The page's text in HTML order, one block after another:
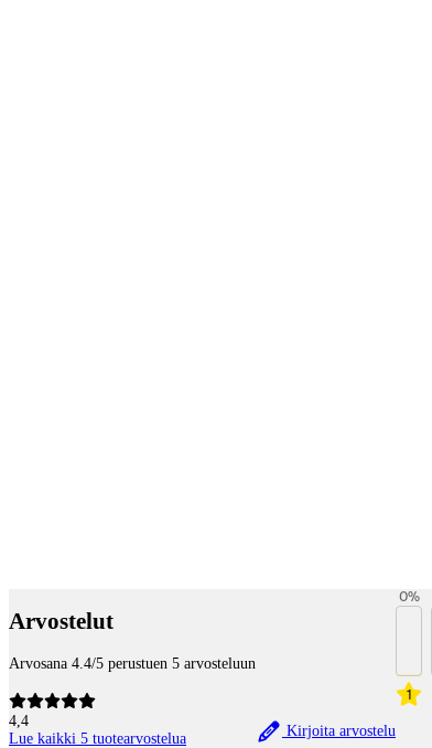
Arvostelut
Arvosana 4.4/5 perustuen 5 arvosteluun
4,4
Lue kaikki 5 tuotearvostelua
Kirjoita arvostelu
1
0%